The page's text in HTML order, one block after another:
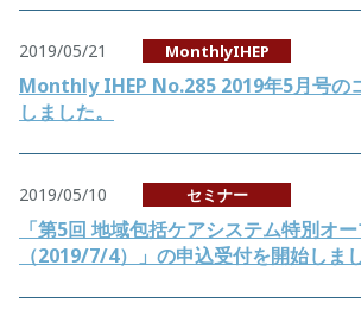
2019/05/21 MonthlyIHEP
Monthly IHEP No.285 2019年5月号の
しました。
2019/05/10 セミナー
「第5回 地域包括ケアシステム特別オ
（2019/7/4）」の申込受付を開始しまし